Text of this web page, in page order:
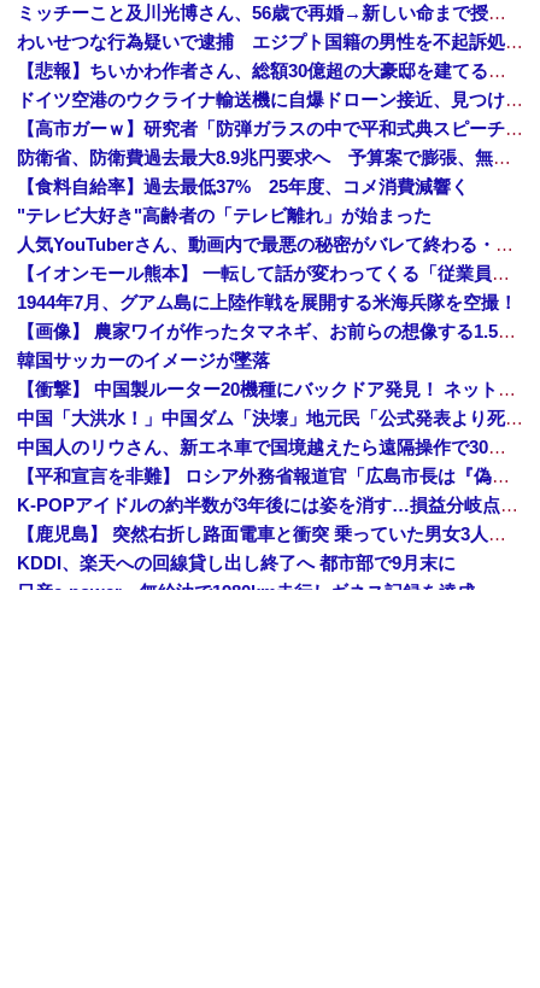
ミッチーこと及川光博さん、56歳で再婚→新しい命まで授かるｗｗｗｗｗ
わいせつな行為疑いで逮捕 エジプト国籍の男性を不起訴処分 鳥取地検 [8/8]
【悲報】ちいかわ作者さん、総額30億超の大豪邸を建てるｗｗｗｗｗｗｗｗｗｗｗｗｗｗｗｗｗｗｗ
ドイツ空港のウクライナ輸送機に自爆ドローン接近、見つけた空港職員が蹴り落とす…高性能プラスチック爆弾搭載！
【高市ガーｗ】研究者「防弾ガラスの中で平和式典スピーチした総理がこれまでいたんだろうか？」 → ﾈｯﾄ「あなたの応援してた石破前総理もしてました...
防衛省、防衛費過去最大8.9兆円要求へ 予算案で膨張、無人機・AI導入
【食料自給率】過去最低37% 25年度、コメ消費減響く
"テレビ大好き"高齢者の「テレビ離れ」が始まった
人気YouTuberさん、動画内で最悪の秘密がバレて終わる・・・
【イオンモール熊本】 一転して話が変わってくる「従業員の避難誘導の証言が複数」イオン側が社内規定に抵触していた疑い
1944年7月、グアム島に上陸作戦を展開する米海兵隊を空撮！
【画像】 農家ワイが作ったタマネギ、お前らの想像する1.5倍はデカいぞ
韓国サッカーのイメージが墜落
【衝撃】 中国製ルーター20機種にバックドア発見！ ネットに繋ぐだけで35秒ごとに中国のサーバーと通信
中国「大洪水！」中国ダム「決壊」地元民「公式発表より死者多い！」中国政府「住民拘束！（安否不明」中国当局「救助隊動画も削除」台風13号「三峡ダム接近中」→
中国人のリウさん、新エネ車で国境越えたら遠隔操作で30時間ロックされる！
【平和宣言を非難】 ロシア外務省報道官「広島市長は『偽りの呪文』繰り返している」
K-POPアイドルの約半数が3年後には姿を消す…損益分岐点突破は4％未満
【鹿児島】 突然右折し路面電車と衝突 乗っていた男女3人は車を放置しダッシュで逃走中
KDDI、楽天への回線貸し出し終了へ 都市部で9月末に